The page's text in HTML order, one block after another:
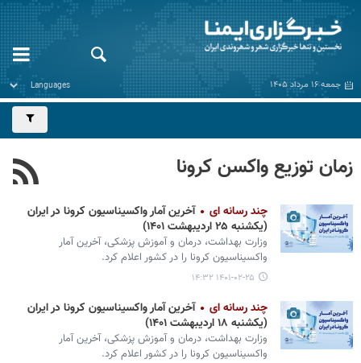
جمعه ۱۶ مرداد ۱۴۰۵
زمان توزيع واکسن کرونا
چند رسانه ای
آخرین آمار واکسیناسیون کرونا در ایران
(یکشنبه ۲۵ اردیبهشت ۱۴۰۱)
وزارت بهداشت، درمان و آموزش پزشکی، آخرین آمار
واکسیناسیون کرونا را در کشور اعلام کرد.
۱۴۰۱-۰۲-۲۵ ۱۴:۳۲
چند رسانه ای
آخرین آمار واکسیناسیون کرونا در ایران
(یکشنبه ۱۸ اردیبهشت ۱۴۰۱)
وزارت بهداشت، درمان و آموزش پزشکی، آخرین آمار
واکسیناسیون کرونا را در کشور اعلام کرد.